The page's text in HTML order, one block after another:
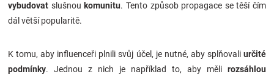
vybudovat slušnou komunitu. Tento způsob propagace se těší čím
dál větší popularitě.
K tomu, aby influenceři plnili svůj účel, je nutné, aby splňovali určité
podmínky. Jednou z nich je například to, aby měli rozsáhlou